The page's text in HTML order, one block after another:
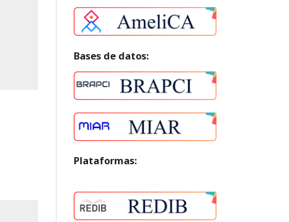
Bases de datos:
Plataformas: